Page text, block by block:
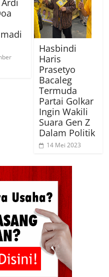
Hasbindi
Haris
Prasetyo
Bacaleg
Termuda
Partai Golkar
Ingin Wakili
Suara Gen Z
Dalam Politik
14 Mei 2023